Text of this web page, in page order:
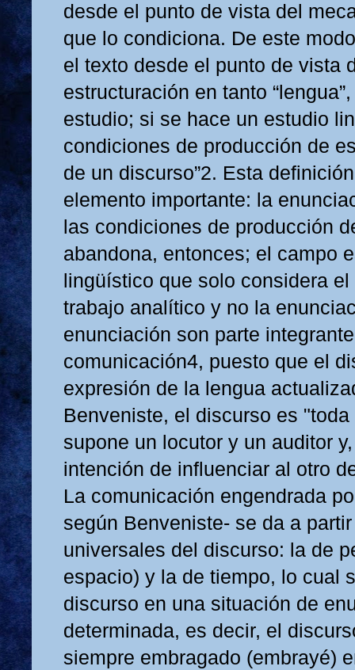
desde el punto de vista del
que lo condiciona. De este
el texto desde el punto de vista
estructuración en tanto
estudio; si se hace un estudio
condiciones de producción de
de un discurso”2. Esta
elemento importante: la
las condiciones de producción
abandona, entonces; el campo
lingüístico que solo considera
trabajo analítico y no la
enunciación son parte
comunicación4, puesto que el
expresión de la lengua
Benveniste, el discurso es
supone un locutor y un auditor
intención de influenciar al otro
La comunicación engendrada
según Benveniste- se da a
universales del discurso: la de
espacio) y la de tiempo, lo cual
discurso en una situación de
determinada, es decir, el
siempre embragado (embrayé)